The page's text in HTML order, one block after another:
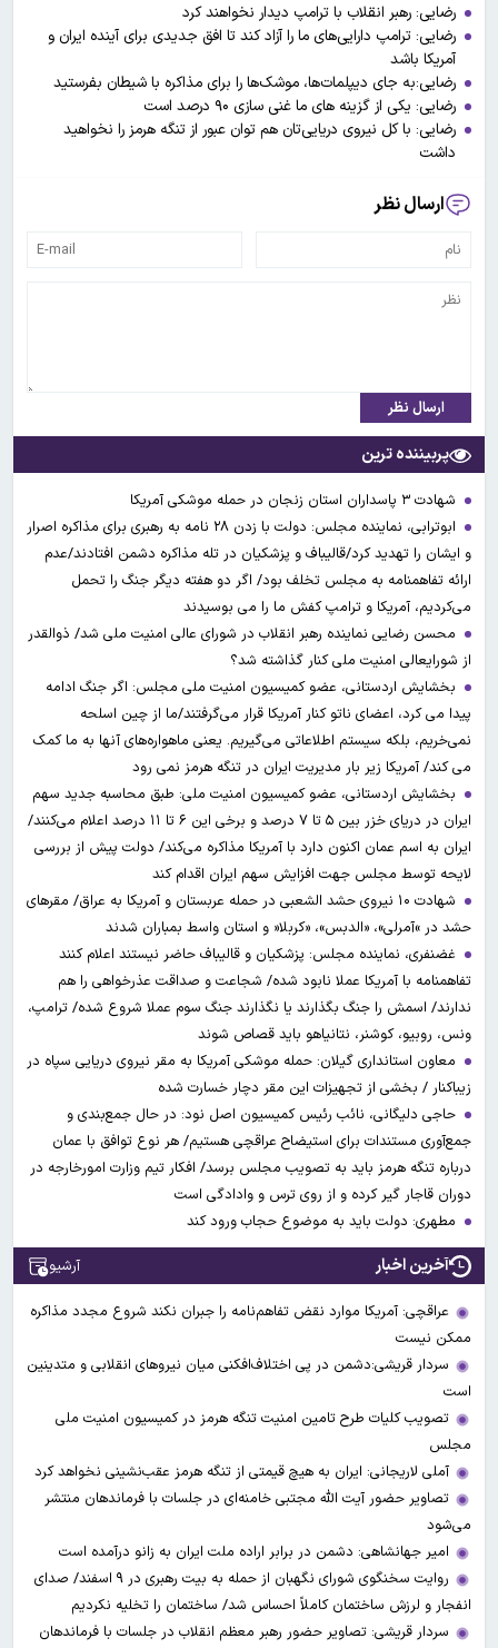
رضایی: رهبر انقلاب با ترامپ دیدار نخواهند کرد
رضایی: ترامپ دارایی‌های ما را آزاد کند تا افق جدیدی برای آینده ایران و
آمریکا باشد
رضایی:به جای دیپلمات‌ها، موشک‌ها را برای مذاکره با شیطان بفرستید
رضایی: یکی از گزینه های ما غنی سازی ۹۰ درصد است
رضایی: با کل نیروی دریایی‌تان هم توان عبور از تنگه هرمز را نخواهید
داشت
ارسال نظر
ارسال نظر
پربیننده ترین
شهادت ۳ ‌پاسداران استان زنجان در حمله موشکی آمریکا
ابوترابی، نماینده مجلس: دولت با زدن ۲۸ نامه به رهبری برای مذاکره اصرار
و ایشان را تهدید کرد/قالیباف و پزشکیان در تله مذاکره دشمن افتادند/عدم
ارائه تفاهمنامه به مجلس تخلف بود/ اگر دو هفته دیگر جنگ را تحمل
می‌کردیم، آمریکا و ترامپ کفش ما را می بوسیدند
محسن رضایی نماینده رهبر انقلاب در شورای عالی امنیت ملی شد/ ذوالقدر
از شورایعالی امنیت ملی کنار گذاشته شد؟
بخشایش اردستانی، عضو کمیسیون امنیت ملی مجلس: اگر جنگ ادامه
پیدا می کرد، اعضای ناتو کنار آمریکا قرار می‌گرفتند/ما از چین اسلحه
نمی‌خریم، بلکه سیستم اطلاعاتی می‌گیریم. یعنی ماهواره‌های آنها به ما کمک
می کند/ آمریکا زیر بار مدیریت ایران در تنگه هرمز نمی رود
بخشایش اردستانی، عضو کمیسیون امنیت ملی: طبق محاسبه جدید سهم
ایران در دریای خزر بین ۵ تا ۷ درصد و برخی این ۶ تا ۱۱ درصد اعلام می‌کنند/
ایران به اسم عمان اکنون دارد با آمریکا مذاکره می‌کند/ دولت پیش از بررسی
لایحه توسط مجلس جهت افزایش سهم ایران اقدام کند
شهادت ۱۰ نیروی حشد الشعبی در حمله عربستان و آمریکا به عراق/ مقرهای
حشد در »آمرلی»، «الدبس»، «کربلا« و استان واسط بمباران شدند
غضنفری، نماینده مجلس: پزشکیان و قالیباف حاضر نیستند اعلام کنند
تفاهمنامه با آمریکا عملا نابود شده/ شجاعت و صداقت عذرخواهی را هم
ندارند/ اسمش را جنگ بگذارند یا نگذارند جنگ سوم عملا شروع شده/ ترامپ،
ونس، روبیو، کوشنر، نتانیاهو باید قصاص شوند
معاون استانداری گیلان: حمله موشکی آمریکا به مقر نیروی دریایی سپاه در
زیباکنار / بخشی از تجهیزات این مقر دچار خسارت شده
حاجی دلیگانی، نائب رئیس کمیسیون اصل نود: در حال جمع‌بندی و
جمع‌آوری مستندات برای استیضاح عراقچی هستیم/ هر نوع توافق با عمان
درباره تنگه هرمز باید به تصویب مجلس برسد/ افکار تیم وزارت امورخارجه در
دوران قاجار گیر کرده و از روی ترس و وادادگی است
مطهری: دولت باید به موضوع حجاب ورود کند
آخرین اخبار آرشیو
عراقچی: آمریکا موارد نقض تفاهم‌نامه را جبران نکند شروع مجدد مذاکره
ممکن نیست
سردار قریشی:دشمن در پی اختلاف‌افکنی میان نیروهای انقلابی و متدینین
است
تصویب کلیات طرح تامین امنیت تنگه هرمز در کمیسیون امنیت ملی
مجلس
آملی‌ لاریجانی: ایران به هیچ قیمتی از تنگه هرمز عقب‌نشینی نخواهد کرد
تصاویر حضور آیت الله مجتبی خامنه‌ای در جلسات با فرماندهان منتشر
می‌شود
امیر جهانشاهی: دشمن در برابر اراده ملت ایران به زانو درآمده است
روایت سخنگوی شورای نگهبان از حمله به بیت رهبری در ۹ اسفند/ صدای
انفجار و لرزش ساختمان کاملاً احساس شد/ ساختمان را تخلیه نکردیم
سردار قریشی: تصاویر حضور رهبر معظم انقلاب در جلسات با فرماندهان